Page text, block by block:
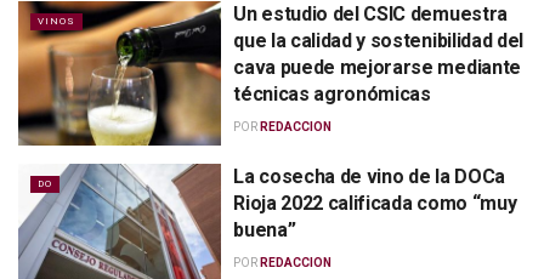
VINOS
Un estudio del CSIC demuestra
que la calidad y sostenibilidad del
cava puede mejorarse mediante
técnicas agronómicas
POR REDACCION
DO
La cosecha de vino de la DOCa
Rioja 2022 calificada como “muy
buena”
POR REDACCION